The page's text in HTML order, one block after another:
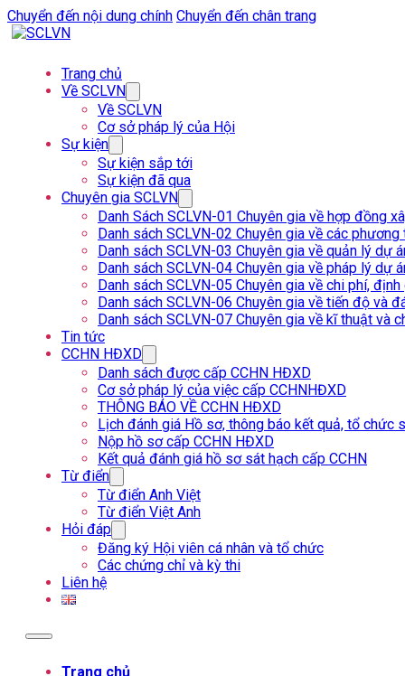
Chuyển đến nội dung chính Chuyển đến chân trang
Trang chủ
Về SCLVN
Về SCLVN
Cơ sở pháp lý của Hội
Sự kiện
Sự kiện sắp tới
Sự kiện đã qua
Chuyên gia SCLVN
Danh Sách SCLVN-01 Chuyên gia về hợp đồng
Danh sách SCLVN-02 Chuyên gia về các
Danh sách SCLVN-03 Chuyên gia về quản lý dự
Danh sách SCLVN-04 Chuyên gia về pháp lý dự
Danh sách SCLVN-05 Chuyên gia về chi phí,
Danh sách SCLVN-06 Chuyên gia về tiến độ và
Danh sách SCLVN-07 Chuyên gia về kĩ thuật và
Tin tức
CCHN HĐXD
Danh sách được cấp CCHN HĐXD
Cơ sở pháp lý của việc cấp CCHNHĐXD
THÔNG BÁO VỀ CCHN HĐXD
Lịch đánh giá Hồ sơ, thông báo kết quả, tổ chức
Nộp hồ sơ cấp CCHN HĐXD
Kết quả đánh giá hồ sơ sát hạch cấp CCHN
Từ điển
Từ điển Anh Việt
Từ điển Việt Anh
Hỏi đáp
Đăng ký Hội viên cá nhân và tổ chức
Các chứng chỉ và kỳ thi
Liên hệ
Trang chủ